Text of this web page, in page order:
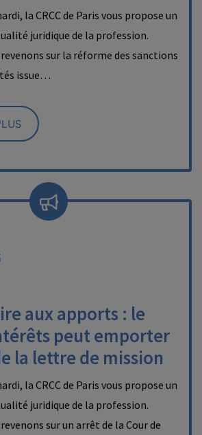
la CRCC de Paris vous propose un
juridique de la profession.
sur la réforme des sanctions
issue…
aux apports : le
peut emporter
la lettre de mission
la CRCC de Paris vous propose un
juridique de la profession.
sur un arrêt de la Cour de